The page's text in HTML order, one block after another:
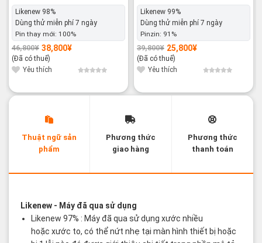
Likenew 98%
Dùng thử miễn phí 7 ngày
Pin thay mới: 100%
46,800¥
Giá
gốc
là:
46,800¥.
38,800¥
Giá
hiện
tại
là:
38,800¥.
(Đã có thuế)
Yêu thích
Likenew 99%
Dùng thử miễn phí 7 ngày
Pinzin: 91%
39,800¥
Giá
gốc
là:
39,800¥.
25,800¥
Giá
hiện
tại
là:
25,800¥.
(Đã có thuế)
Yêu thích
Thuật ngữ sản
phẩm
Phương thức
giao hàng
Phương thức
thanh toán
Likenew- Máy đã qua sử dụng
Likenew 97% : Máy đã qua sử dụng xước nhiều
hoặc xước to, có thể nứt nhẹ tại màn hình thiết bị hoặc